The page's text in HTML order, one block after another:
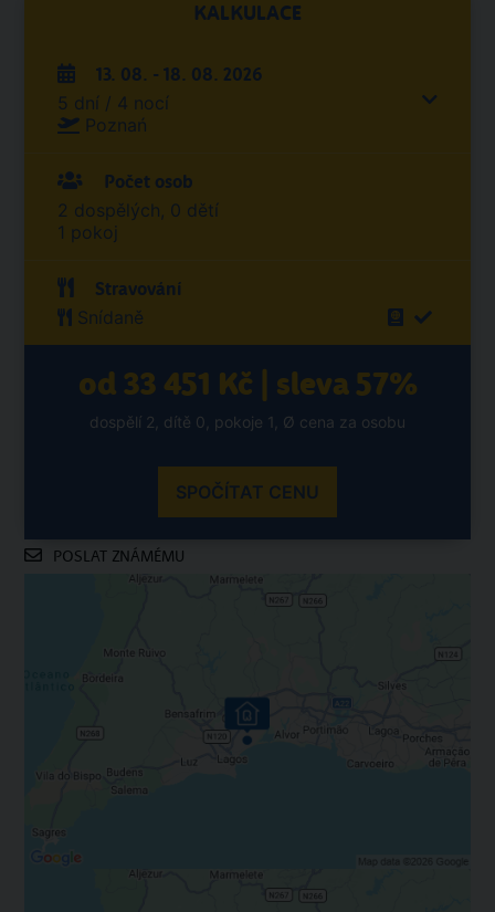
KALKULACE
13. 08. - 18. 08. 2026
5 dní / 4 nocí
Poznań
Počet osob
2 dospělých, 0 dětí
1 pokoj
Stravování
Snídaně
od 33 451 Kč | sleva 57%
dospělí 2, dítě 0, pokoje 1, Ø cena za osobu
SPOČÍTAT CENU
POSLAT ZNÁMÉMU